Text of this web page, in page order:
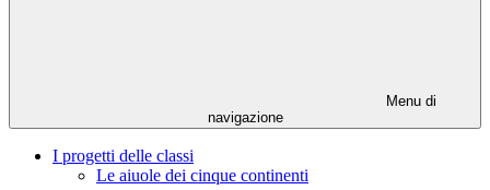
Menu di
navigazione
I progetti delle classi
Le aiuole dei cinque continenti